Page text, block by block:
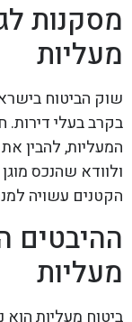
מסקנות
מעליות
שוק הביטוח
בקרב בעלי דירות.
המעליות, להבין
ולוודא שהנכס
הקטנים עשויה
ההיבטים
מעליות
ביטוח מעליות